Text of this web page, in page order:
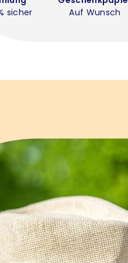
sicher
Auf Wunsch